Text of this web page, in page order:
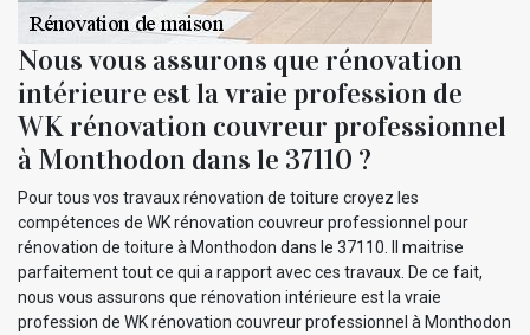
Nous vous assurons que rénovation
intérieure est la vraie profession de
WK rénovation couvreur professionnel
à Monthodon dans le 37110 ?
Pour tous vos travaux rénovation de toiture croyez les
compétences de WK rénovation couvreur professionnel pour
rénovation de toiture à Monthodon dans le 37110. Il maitrise
parfaitement tout ce qui a rapport avec ces travaux. De ce fait,
nous vous assurons que rénovation intérieure est la vraie
profession de WK rénovation couvreur professionnel à Monthodon